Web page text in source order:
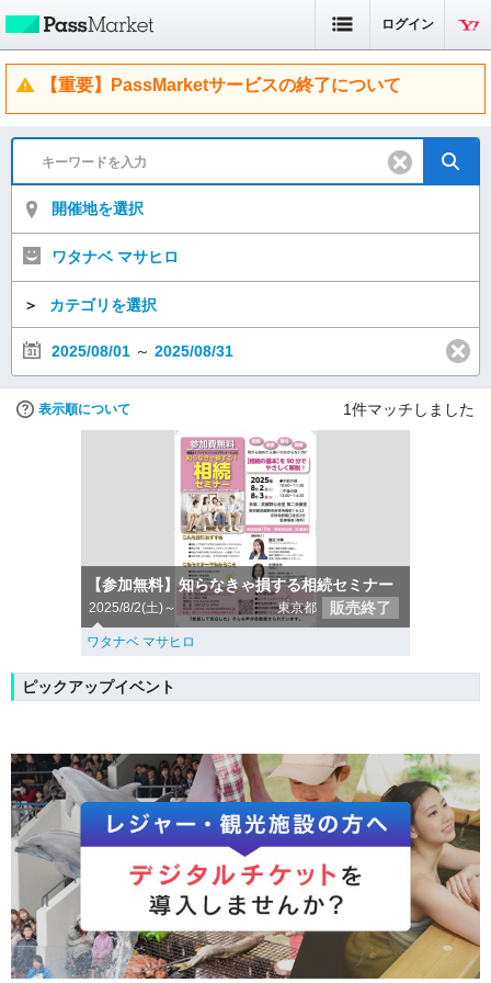
ログイン
【重要】PassMarketサービスの終了について
開催地を選択
ワタナベ マサヒロ
＞ カテゴリを選択
2025/08/01 ～ 2025/08/31
表示順について 1件マッチしました
【参加無料】知らなきゃ損する相続セミナー
2025/8/2(土)～ 東京都 販売終了
ワタナベ マサヒロ
ピックアップイベント